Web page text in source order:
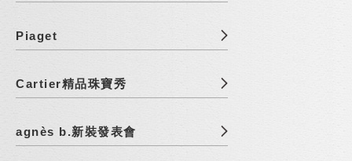
Piaget
Cartier精品珠寶秀
agnès b.新裝發表會